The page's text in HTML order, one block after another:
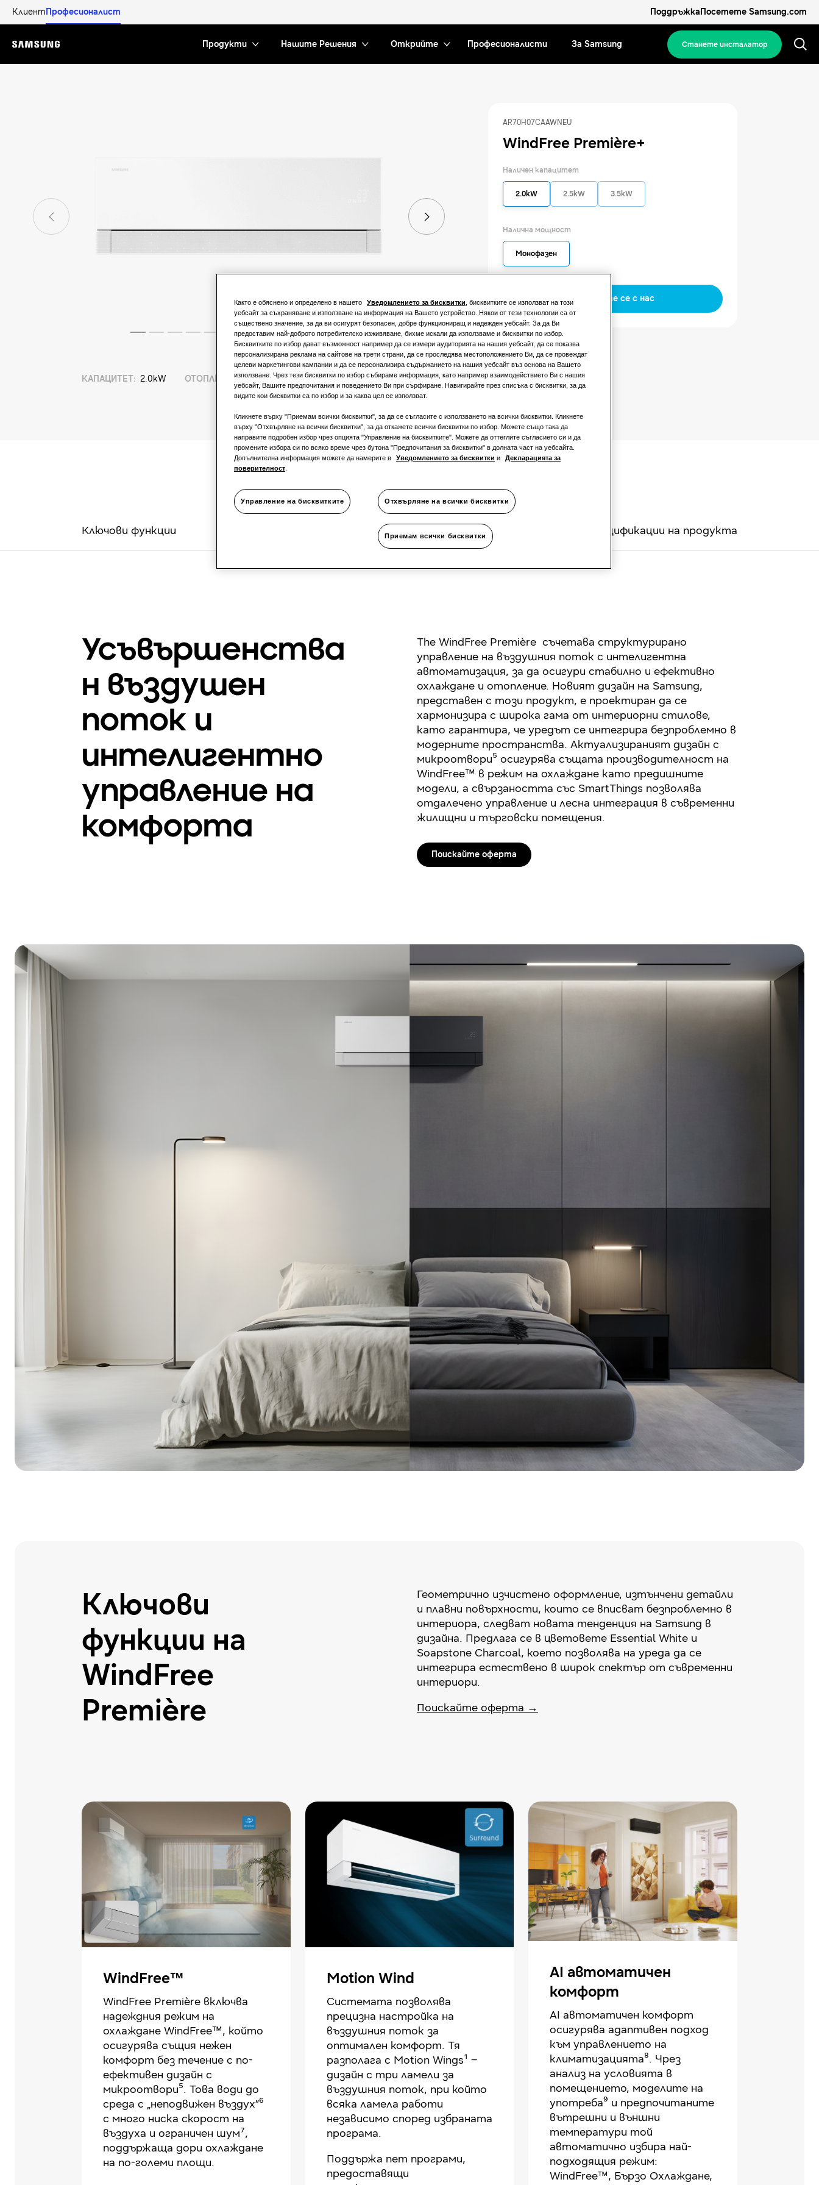
Клиент Професионалист ПоддръжкаПосетете Samsung.com
Menu
Продукти Нашите Решения Открийте Професионалисти За Samsung Станете инсталатор
КАПАЦИТЕТ: 2.0kW ОТОПЛЕНИЕ: ОХЛАЖДАНЕ:
WindFree Première+
AR70H07CAAWNEU
Наличен капацитет
2.0kW 2.5kW 3.5kW
Налична мощност
Монофазен
Свържете се с нас
Ключови функции Документация Спецификации на продукта
Усъвършенства
н въздушен
поток и
интелигентно
управление на
комфорта
The WindFree Première съчетава структурирано
управление на въздушния поток с интелигентна
автоматизация, за да осигури стабилно и ефективно
охлаждане и отопление. Новият дизайн на Samsung,
представен с този продукт, е проектиран да се
хармонизира с широка гама от интериорни стилове,
като гарантира, че уредът се интегрира безпроблемно в
модерните пространства. Актуализираният дизайн с
микроотвори⁵ осигурява същата производителност на
WindFree™ в режим на охлаждане като предишните
модели, а свързаността със SmartThings позволява
отдалечено управление и лесна интеграция в съвременни
жилищни и търговски помещения.
Поискайте оферта
Ключови
функции на
WindFree
Première
Геометрично изчистено оформление, изтънчени детайли
и плавни повърхности, които се вписват безпроблемно в
интериора, следват новата тенденция на Samsung в
дизайна. Предлага се в цветовете Essential White и
Soapstone Charcoal, което позволява на уреда да се
интегрира естествено в широк спектър от съвременни
интериори.
Поискайте оферта →
WindFree™
WindFree Première включва
надеждния режим на
охлаждане WindFree™, който
осигурява същия нежен
комфорт без течение с по-
ефективен дизайн с
микроотвори⁵. Това води до
среда с „неподвижен въздух”⁶
с много ниска скорост на
въздуха и ограничен шум⁷,
поддържаща дори охлаждане
на по-големи площи.
Motion Wind
Системата позволява
прецизна настройка на
въздушния поток за
оптимален комфорт. Тя
разполага с Motion Wings¹ –
дизайн с три ламели за
въздушния поток, при който
всяка ламела работи
независимо според избраната
програма.
Поддържа пет програми,
предоставящи
AI автоматичен
комфорт
AI автоматичен комфорт
осигурява адаптивен подход
към управлението на
климатизацията⁸. Чрез
анализ на условията в
помещението, моделите на
употреба⁹ и предпочитаните
вътрешни и външни
температури той
автоматично избира най-
подходящия режим:
WindFree™, Бързо Охлаждане,
Както е обяснено и определено в нашето Уведомлението за бисквитки , бисквитките се използват на този
уебсайт за съхраняване и използване на информация на Вашето устройство. Някои от тези технологии са от
съществено значение, за да ви осигурят безопасен, добре функциониращ и надежден уебсайт. За да Ви
предоставим най-доброто потребителско изживяване, бихме искали да използваме и бисквитки по избор.
Бисквитките по избор дават възможност например да се измери аудиторията на нашия уебсайт, да се показва
персонализирана реклама на сайтове на трети страни, да се проследява местоположението Ви, да се провеждат
целеви маркетингови кампании и да се персонализира съдържанието на нашия уебсайт въз основа на Вашето
използване. Чрез тези бисквитки по избор събираме информация, като например взаимодействието Ви с нашия
уебсайт, Вашите предпочитания и поведението Ви при сърфиране. Навигирайте през списъка с бисквитки, за да
видите кои бисквитки са по избор и за каква цел се използват.
Кликнете върху "Приемам всички бисквитки", за да се съгласите с използването на всички бисквитки. Кликнете
върху "Отхвърляне на всички бисквитки", за да откажете всички бисквитки по избор. Можете също така да
направите подробен избор чрез опцията "Управление на бисквитките". Можете да оттеглите съгласието си и да
промените избора си по всяко време чрез бутона "Предпочитания за бисквитки" в долната част на уебсайта.
Допълнителна информация можете да намерите в
Уведомлението за бисквитки и
Декларацията за
поверителност
Управление на бисквитките Отхвърляне на всички бисквитки
Приемам всички бисквитки